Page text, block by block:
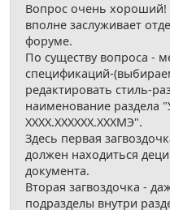
Вопрос очень
вполне заслуживает
форуме.
По существу вопроса -
спецификаций-
редактировать стиль-
наименование раздела
ХХХХ.ХХХХХХ.ХХХМЭ".
Здесь первая
должен находиться
документа.
Вторая загвоздочка -
подразделы внутри